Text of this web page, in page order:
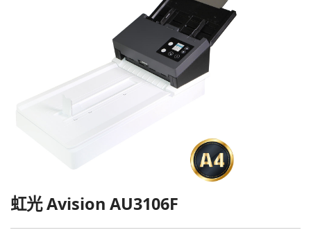
虹光 Avision AU3106F